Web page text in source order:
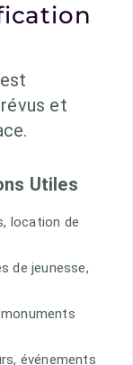
est
et
Utiles
location de
de jeunesse,
événements